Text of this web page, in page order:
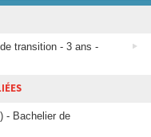
transition - 3 ans -
- Bachelier de